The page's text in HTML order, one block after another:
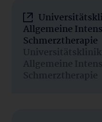
Allgemeine
Schmerztherapie
Allgemeine
Schmerztherapie